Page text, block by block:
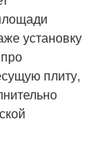
установку
плиту,